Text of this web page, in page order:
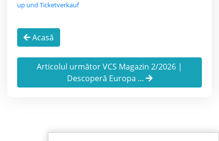
up und Ticketverkauf
Acasă
Articolul următor VCS Magazin 2/2026 |
Descoperă Europa ...